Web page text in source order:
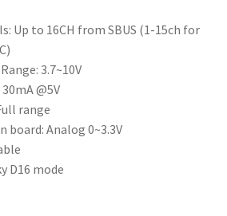
Up to 16CH from SBUS (1-15ch for
3.7~10V
@5V
range
board: Analog 0~3.3V
D16 mode